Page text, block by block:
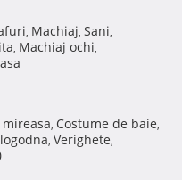
, Machiaj, Sani,
, Machiaj ochi,
, Costume de baie,
, Verighete,